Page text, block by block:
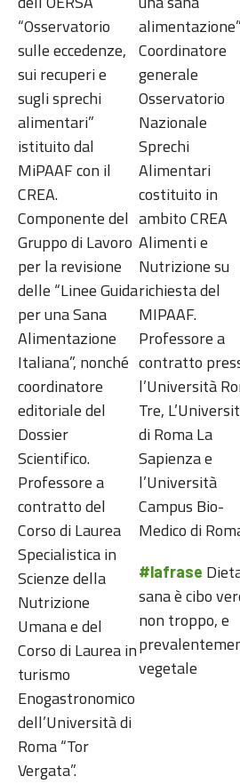
“Osservatorio
sulle eccedenze,
sui recuperi e
sugli sprechi
alimentari”
istituito dal
MiPAAF con il
CREA.
Componente del
Gruppo di Lavoro
per la revisione
delle “Linee Guida
per una Sana
Alimentazione
Italiana”, nonché
coordinatore
editoriale del
Dossier
Scientifico.
Professore a
contratto del
Corso di Laurea
Specialistica in
Scienze della
Nutrizione
Umana e del
Corso di Laurea in
turismo
Enogastronomico
dell’Università di
Roma “Tor
Vergata”.
Coordinatore
generale
Osservatorio
Nazionale
Sprechi
Alimentari
costituito in
ambito CREA
Alimenti e
Nutrizione su
richiesta del
MIPAAF.
Professore a
contratto
l’Università
Tre,
di Roma La
Sapienza e
l’Università
Campus Bio-
Medico di
#lafrase
sana è cibo
non troppo, e
vegetale